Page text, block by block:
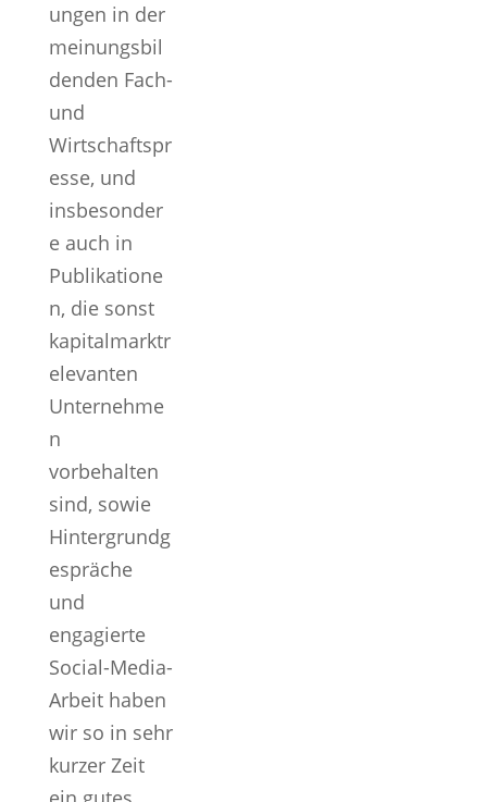
ungen in der
meinungsbil
denden Fach-
und
Wirtschaftspr
esse, und
insbesonder
e auch in
Publikatione
n, die sonst
kapitalmarktr
elevanten
Unternehme
n
vorbehalten
sind, sowie
Hintergrundg
espräche
und
engagierte
Social-Media-
Arbeit haben
wir so in sehr
kurzer Zeit